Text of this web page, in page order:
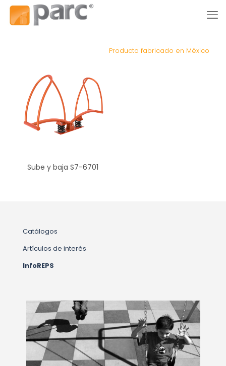
Producto fabricado en México
Sube y baja S7-6701
Catálogos
Artículos de interés
InfoREPS